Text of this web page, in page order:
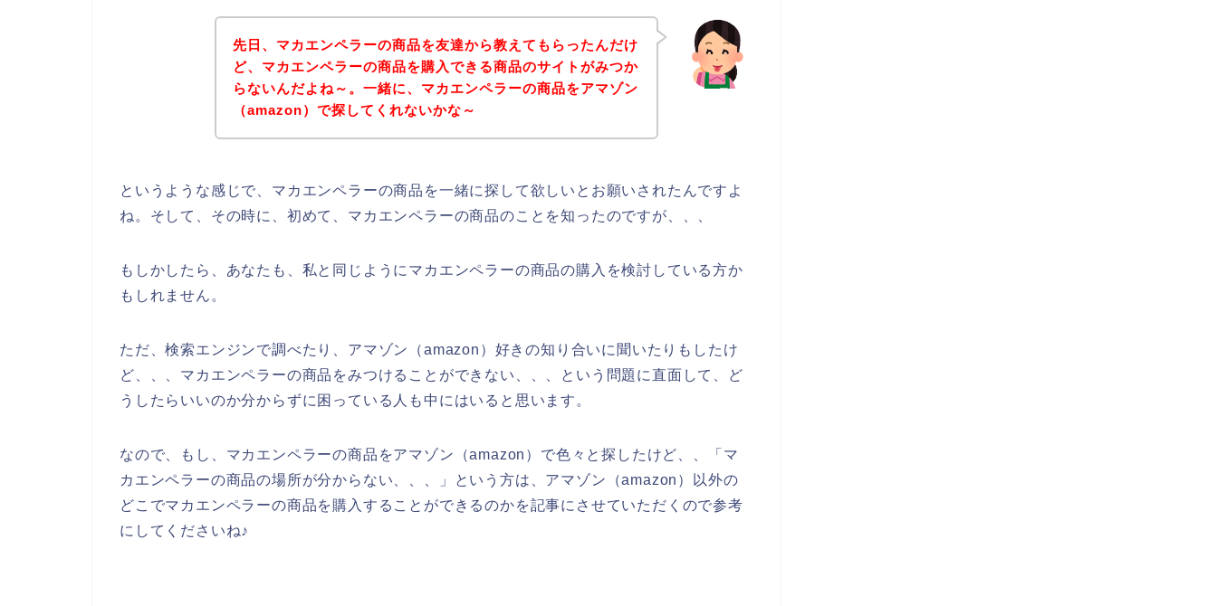
先日、マカエンペラーの商品を友達から教えてもらったんだけ
ど、マカエンペラーの商品を購入できる商品のサイトがみつか
らないんだよね～。一緒に、マカエンペラーの商品をアマゾン
（amazon）で探してくれないかな～
というような感じで、マカエンペラーの商品を一緒に探して欲しいとお願いされたんですよ
ね。そして、その時に、初めて、マカエンペラーの商品のことを知ったのですが、、、
もしかしたら、あなたも、私と同じようにマカエンペラーの商品の購入を検討している方か
もしれません。
ただ、検索エンジンで調べたり、アマゾン（amazon）好きの知り合いに聞いたりもしたけ
ど、、、マカエンペラーの商品をみつけることができない、、、という問題に直面して、ど
うしたらいいのか分からずに困っている人も中にはいると思います。
なので、もし、マカエンペラーの商品をアマゾン（amazon）で色々と探したけど、、「マ
カエンペラーの商品の場所が分からない、、、」という方は、アマゾン（amazon）以外の
どこでマカエンペラーの商品を購入することができるのかを記事にさせていただくので参考
にしてくださいね♪